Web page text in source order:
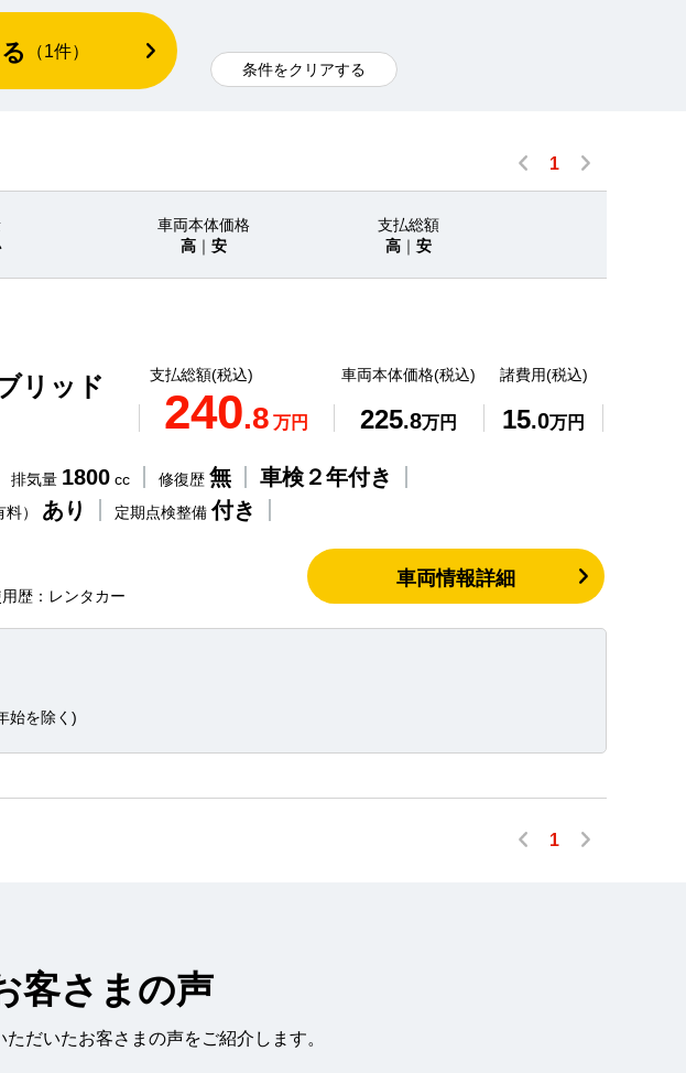
（1件）
条件をクリアする
1
車両本体価格
高 ｜ 安
支払総額
高 ｜ 安
リッド 支払総額(税込)
240.8 万円
車両本体価格(税込)
225.8万円
諸費用(税込)
15.0万円
排気量 1800 cc 修復歴 無 車検２年付き
料） あり 定期点検整備付き
歴：レンタカー
車両情報詳細
始を除く)
1
客さまの声
だいたお客さまの声をご紹介します。